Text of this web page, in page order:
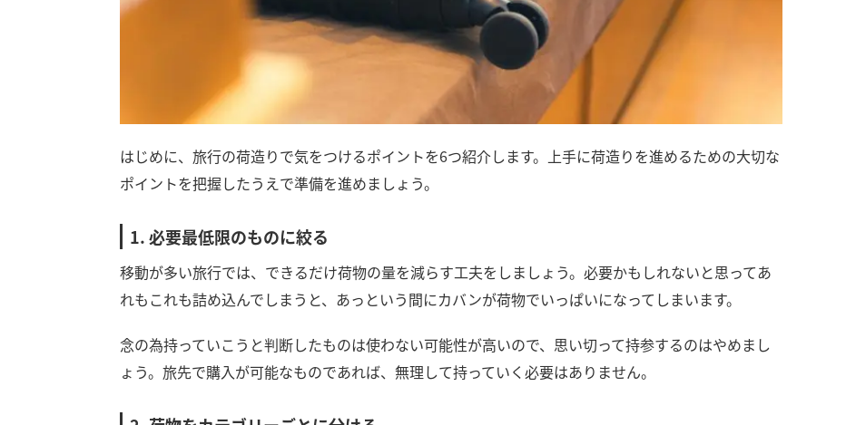
はじめに、旅行の荷造りで気をつけるポイントを6つ紹介します。上手に荷造りを進めるための大切な
ポイントを把握したうえで準備を進めましょう。
1. 必要最低限のものに絞る
移動が多い旅行では、できるだけ荷物の量を減らす工夫をしましょう。必要かもしれないと思ってあ
れもこれも詰め込んでしまうと、あっという間にカバンが荷物でいっぱいになってしまいます。
念の為持っていこうと判断したものは使わない可能性が高いので、思い切って持参するのはやめまし
ょう。旅先で購入が可能なものであれば、無理して持っていく必要はありません。